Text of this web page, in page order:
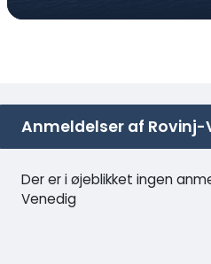
Anmeldelser af Rovinj-
Der er i øjeblikket ingen
Venedig